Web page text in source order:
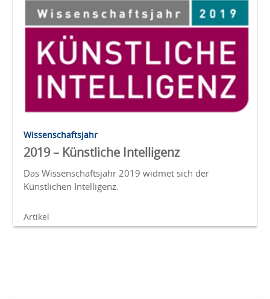
Wissenschaftsjahr
2019 – Künstliche Intelligenz
Das Wissenschaftsjahr 2019 widmet sich der
Künstlichen Intelligenz.
Artikel